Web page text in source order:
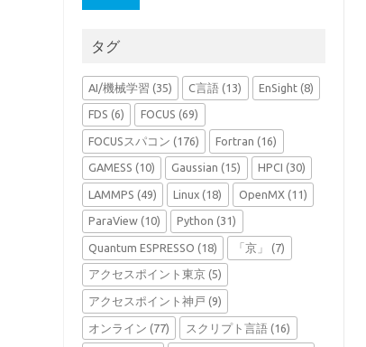
タグ
AI/機械学習 (35) C言語 (13) EnSight (8)
FDS (6) FOCUS (69)
FOCUSスパコン (176) Fortran (16)
GAMESS (10) Gaussian (15) HPCI (30)
LAMMPS (49) Linux (18) OpenMX (11)
ParaView(10) Python (31)
Quantum ESPRESSO (18) 「京」 (7)
アクセスポイント東京(5)
アクセスポイント神戸 (9)
オンライン (77) スクリプト言語 (16)